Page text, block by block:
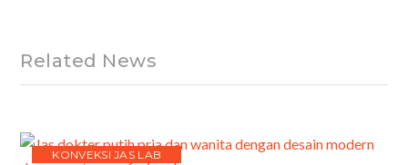
Related News
KONVEKSI JAS LAB